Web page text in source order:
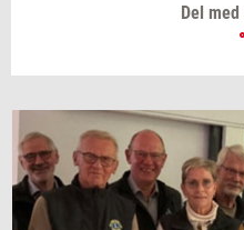
Del